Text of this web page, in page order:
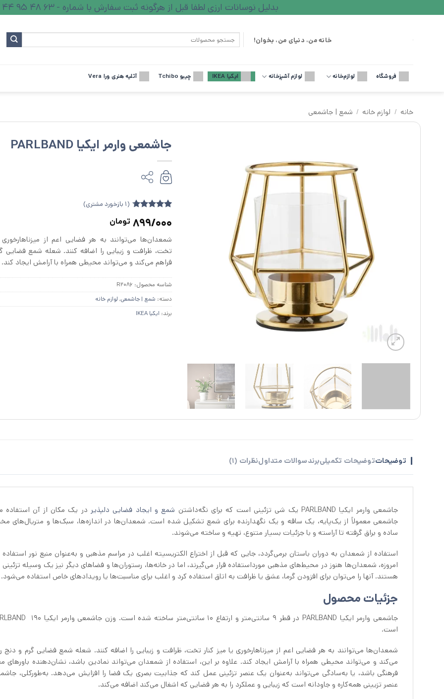
to
بدلیل نوسانات ارزی لطفا قبل از هرگونه ثبت سفارش با شماره - 63 48 95 44 - تماس بگیرید.
خانه من، دنیای من، بخوان!
برای:
فروشگاه لوازم‌خانه لوازم آشپزخانه ایکیا IKEA چیبو Tchibo آتلیه هنری ورا Vera
خانه / لوازم خانه / شمع | جاشمعی
جاشمعی وارمر ایکیا PARLBAND
4.67
از 5
امتیازدهی
مشتری
(
1 بازخورد مشتری)
899/000 تومان
شمعدان‌ها می‌توانند به هر فضایی اعم از میزناهارخوری
تخت، ظرافت و زیبایی را اضافه کنند. شعله شمع فضایی
فراهم می‌کند و می‌تواند محیطی همراه با آرامش ایجاد کند.
شناسه محصول: R2086
دسته: شمع | جاشمعی, لوازم خانه
برند: ایکیا IKEA
توضیحاتتوضیحات تکمیلیبرندسوالات متداولنظرات (1)
جاشمعی وارمر ایکیا PARLBAND یک شی تزئینی است که برای نگه‌داشتن شمع و ایجاد فضایی دلپذیر در یک مکان از آن استفاده
جاشمعی معمولاً از یک‌پایه، یک ساقه و یک نگهدارنده برای شمع تشکیل شده است. شمعدان‌ها در اندازه‌ها، سبک‌ها و متریال‌های
ساده و براق گرفته تا آراسته و با جزئیات بسیار متنوع، تهیه و ساخته می‌شوند.
استفاده از شمعدان به دوران باستان برمی‌گردد، جایی که قبل از اختراع الکتریسیته اغلب در مراسم مذهبی و به‌عنوان منبع نور
امروزه، شمعدان‌ها هنوز در محیط‌های مذهبی مورداستفاده قرار می‌گیرند، اما در خانه‌ها، رستوران‌ها و فضاهای دیگر نیز یک وسیله
هستند. آنها را می‌توان برای افزودن گرما، عشق یا ظرافت به اتاق استفاده کرد و اغلب برای مناسبت‌ها یا رویدادهای خاص استفاده می‌شود.
جزئیات محصول
است.
شمعدان‌ها می‌توانند به هر فضایی اعم از میزناهارخوری یا میز کنار تخت، ظرافت و زیبایی را اضافه کنند. شعله شمع فضایی گرم و دنج
می‌کند و می‌تواند محیطی همراه با آرامش ایجاد کند. علاوه بر این، استفاده از شمعدان می‌تواند نمادین باشد، نشان‌دهنده باورهای
فرهنگی باشد، یا به‌سادگی می‌تواند به‌عنوان یک عنصر تزئینی عمل کند که جذابیت بصری یک فضا را افزایش می‌دهد. به‌طورکلی،
عنصر تزیینی همه‌کاره و جاودانه است که زیبایی و عملکرد را به هر فضایی که اشغال می‌کند اضافه می‌کند.